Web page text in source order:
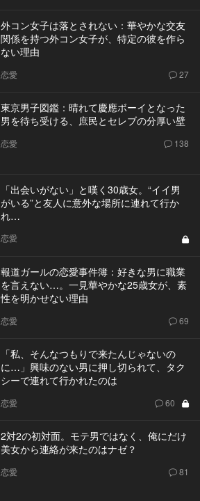
外コン女子は落とされない：華やかな交友
関係を持つ外コン女子が、特定の彼を作ら
ない理由
恋愛 27
東京男子図鑑：晴れて慶應ボーイとなった
男を待ち受ける、庶民とセレブの分厚い壁
恋愛 138
「出会いがない」と嘆く30歳女。“イイ男
がいる”と友人に意外な場所に連れて行か
れ…
恋愛
報道ガールの恋愛事件簿：好きな男に職業
を言えない…。一見華やかな25歳女が、素
性を明かせない理由
恋愛 69
「私、そんなつもりで来たんじゃないの
に…」興味のない男に押し切られて、タク
シーで連れて行かれたのは
恋愛 60
2対2の初対面。モテ男ではなく、俺にだけ
美女から連絡が来たのはナゼ？
恋愛 81